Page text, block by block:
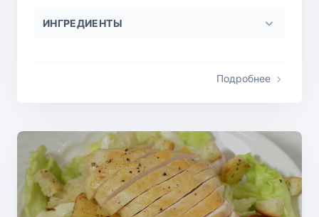
ИНГРЕДИЕНТЫ
Подробнее